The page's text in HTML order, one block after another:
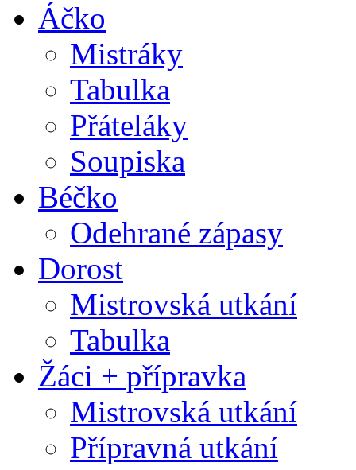
Áčko
Mistráky
Tabulka
Přáteláky
Soupiska
Béčko
Odehrané zápasy
Dorost
Mistrovská utkání
Tabulka
Žáci + přípravka
Mistrovská utkání
Přípravná utkání